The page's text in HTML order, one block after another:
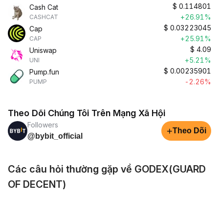
Cash Cat
CASHCAT
$ 0.114801
+26.91%
Cap
CAP
$ 0.03223045
+25.91%
Uniswap
UNI
$ 4.09
+5.21%
Pump.fun
PUMP
$ 0.00235901
-2.26%
Theo Dõi Chúng Tôi Trên Mạng Xã Hội
Followers
@bybit_official
+Theo Dõi
Các câu hỏi thường gặp về GODEX(GUARD
OF DECENT)